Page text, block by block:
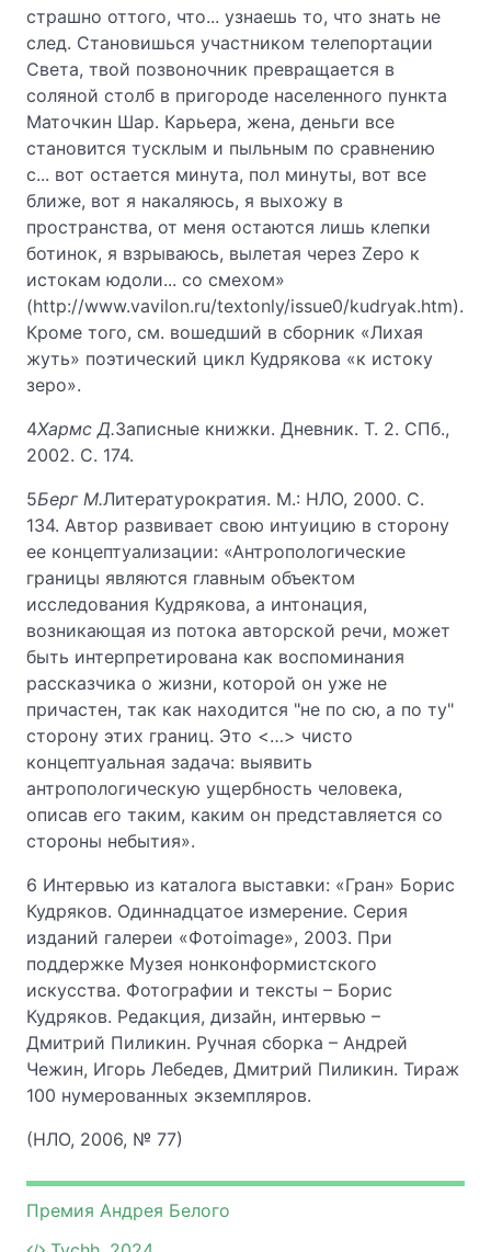
страшно оттого, что... узнаешь то, что знать не
след. Становишься участником телепортации
Света, твой позвоночник превращается в
соляной столб в пригороде населенного пункта
Маточкин Шар. Карьера, жена, деньги все
становится тусклым и пыльным по сравнению
с... вот остается минута, пол минуты, вот все
ближе, вот я накаляюсь, я выхожу в
пространства, от меня остаются лишь клепки
ботинок, я взрываюсь, вылетая через Zеро к
истокам юдоли... со смехом»
(http://www.vavilon.ru/textonly/issue0/kudryak.htm).
Кроме того, см. вошедший в сборник «Лихая
жуть» поэтический цикл Кудрякова «к истоку
зеро».
4Хармс Д.Записные книжки. Дневник. Т. 2. СПб.,
2002. С. 174.
5Берг М.Литературократия. М.: НЛО, 2000. С.
134. Автор развивает свою интуицию в сторону
ее концептуализации: «Антропологические
границы являются главным объектом
исследования Кудрякова, а интонация,
возникающая из потока авторской речи, может
быть интерпретирована как воспоминания
рассказчика о жизни, которой он уже не
причастен, так как находится "не по сю, а по ту"
сторону этих границ. Это <…> чисто
концептуальная задача: выявить
антропологическую ущербность человека,
описав его таким, каким он представляется со
стороны небытия».
6 Интервью из каталога выставки: «Гран» Борис
Кудряков. Одиннадцатое измерение. Серия
изданий галереи «Фотоimage», 2003. При
поддержке Музея нонконформистского
искусства. Фотографии и тексты – Борис
Кудряков. Редакция, дизайн, интервью –
Дмитрий Пиликин. Ручная сборка – Андрей
Чежин, Игорь Лебедев, Дмитрий Пиликин. Тираж
100 нумерованных экземпляров.
(НЛО, 2006, № 77)
Премия Андрея Белого